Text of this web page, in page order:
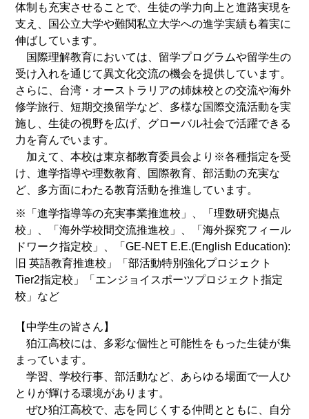
体制も充実させることで、生徒の学力向上と進路実現を
支え、国公立大学や難関私立大学への進学実績も着実に
伸ばしています。
国際理解教育においては、留学プログラムや留学生の
受け入れを通じて異文化交流の機会を提供しています。
さらに、台湾・オーストラリアの姉妹校との交流や海外
修学旅行、短期交換留学など、多様な国際交流活動を実
施し、生徒の視野を広げ、グローバル社会で活躍できる
力を育んでいます。
加えて、本校は東京都教育委員会より※各種指定を受
け、進学指導や理数教育、国際教育、部活動の充実な
ど、多方面にわたる教育活動を推進しています。
※「進学指導等の充実事業推進校」、「理数研究拠点
校」、「海外学校間交流推進校」、「海外探究フィール
ドワーク指定校」、「GE-NET E.E.(English Education):
旧 英語教育推進校」「部活動特別強化プロジェクト
Tier2指定校」「エンジョイスポーツプロジェクト指定
校」など
【中学生の皆さん】
狛江高校には、多彩な個性と可能性をもった生徒が集
まっています。
学習、学校行事、部活動など、あらゆる場面で一人ひ
とりが輝ける環境があります。
ぜひ狛江高校で、志を同じくする仲間とともに、自分